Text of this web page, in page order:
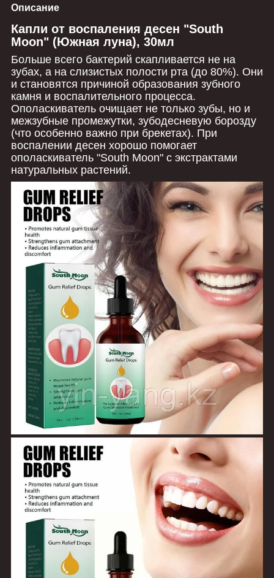
Описание
Капли от воспаления десен "South
Moon" (Южная луна), 30мл
Больше всего бактерий скапливается не на
зубах, а на слизистых полости рта (до 80%). Они
и становятся причиной образования зубного
камня и воспалительного процесса.
Ополаскиватель очищает не только зубы, но и
межзубные промежутки, зубодесневую борозду
(что особенно важно при брекетах). При
воспалении десен хорошо помогает
ополаскиватель "South Moon" с экстрактами
натуральных растений.